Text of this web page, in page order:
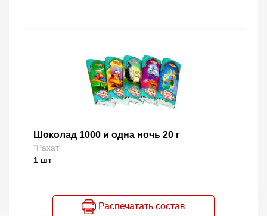
Шоколад 1000 и одна ночь 20 г
"Рахат"
1 шт
Распечатать состав